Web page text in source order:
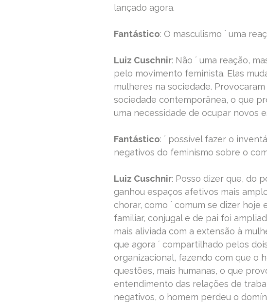
lançado agora.
Fantástico: O masculismo ´ uma
Luiz Cuschnir: Não ´ uma reação,
pelo movimento feminista. Elas
mulheres na sociedade.
sociedade contemporânea, o que
uma necessidade de ocupar novos
Fantástico: ´ possível fazer o
negativos do feminismo sobre o
Luiz Cuschnir: Posso dizer que, do
ganhou espaços afetivos mais
chorar, como ´ comum se dizer hoje
familiar, conjugal e de pai foi
mais aliviada com a extensão à
que agora ´ compartilhado pelos
organizacional, fazendo com que o
questões, mais humanas, o que
entendimento das relações de
negativos, o homem perdeu o